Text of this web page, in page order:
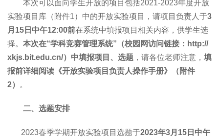
本次可以面向学生开放的项目包括2021-2023年度开放
实验项目库（附件1）中的开放实验项目，请项目负责人于3
月15日中午12:00前在系统中填报项目相关内容，供学生选
择。 本次在“学科竞赛管理系统”（校园网访问链接：http://
xkjs.bit.edu.cn/）中填报项目、选题 ，请各位老师注意， 填
报前详细阅读《开放实验项目负责人操作手册》（附件
2）
。
二、选题安排
2023春季学期开放实验项目选题于2023年3月15日中午